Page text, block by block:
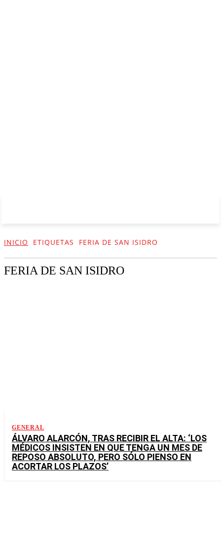
INICIO ETIQUETAS FERIA DE SAN ISIDRO
FERIA DE SAN ISIDRO
GENERAL
ÁLVARO ALARCÓN, TRAS RECIBIR EL ALTA: ‘LOS
MÉDICOS INSISTEN EN QUE TENGA UN MES DE
REPOSO ABSOLUTO, PERO SÓLO PIENSO EN
ACORTAR LOS PLAZOS’